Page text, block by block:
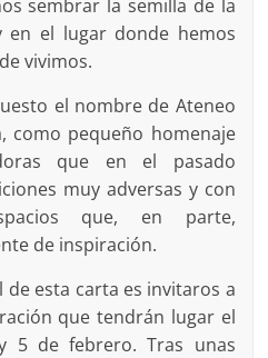
sembrar la semilla de la
en el lugar donde hemos
vivimos.
el nombre de Ateneo
como pequeño homenaje
que en el pasado
muy adversas y con
que, en parte,
de inspiración.
esta carta es invitaros a
que tendrán lugar el
5 de febrero. Tras unas